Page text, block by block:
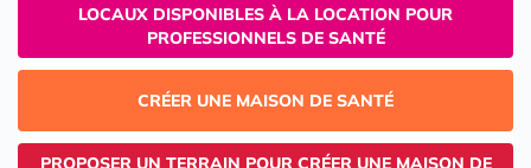
LOCAUX DISPONIBLES À LA LOCATION POUR
PROFESSIONNELS DE SANTÉ
CRÉER UNE MAISON DE SANTÉ
PROPOSER UN TERRAIN POUR CRÉER UNE MAISON DE